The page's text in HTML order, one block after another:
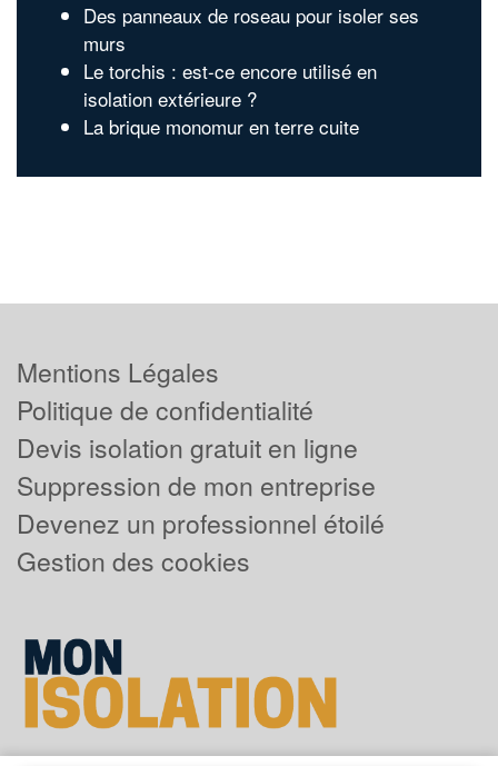
Des panneaux de roseau pour isoler ses
murs
Le torchis : est-ce encore utilisé en
isolation extérieure ?
La brique monomur en terre cuite
Mentions Légales
Politique de confidentialité
Devis isolation gratuit en ligne
Suppression de mon entreprise
Devenez un professionnel étoilé
Gestion des cookies